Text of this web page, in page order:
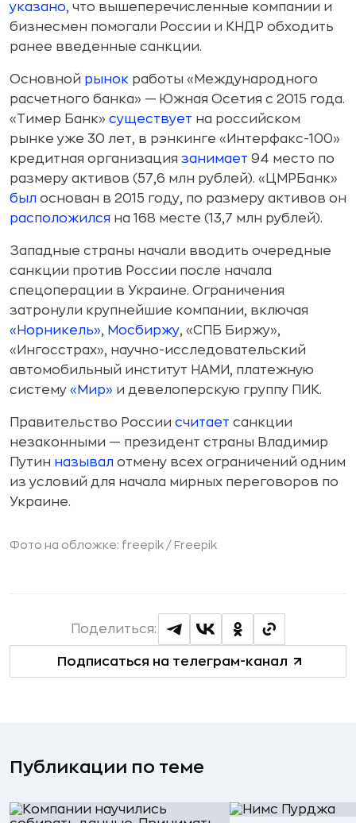
указано, что вышеперечисленные компании и
бизнесмен помогали России и КНДР обходить
ранее введенные санкции.
Основной рынок работы «Международного
расчетного банка» — Южная Осетия с 2015 года.
«Тимер Банк» существует на российском
рынке уже 30 лет, в рэнкинге «Интерфакс-100»
кредитная организация занимает 94 место по
размеру активов (57,6 млн рублей). «ЦМРБанк»
был основан в 2015 году, по размеру активов он
расположился на 168 месте (13,7 млн рублей).
Западные страны начали вводить очередные
санкции против России после начала
спецоперации в Украине. Ограничения
затронули крупнейшие компании, включая
«Норникель», Мосбиржу, «СПБ Биржу»,
«Ингосстрах», научно-исследовательский
автомобильный институт НАМИ, платежную
систему «Мир» и девелоперскую группу ПИК.
Правительство России считает санкции
незаконными — президент страны Владимир
Путин называл отмену всех ограничений одним
из условий для начала мирных переговоров по
Украине.
Фото на обложке: freepik / Freepik
Подписаться на телеграм-канал
Поделиться:
Публикации по теме